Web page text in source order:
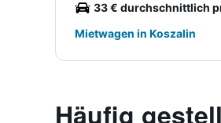
33 € durchschnittlich
Mietwagen in Koszalin
Häufig